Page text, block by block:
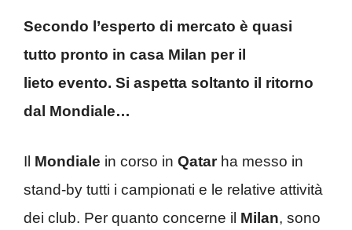
Secondo l’esperto di mercato è quasi
tutto pronto in casa Milan per il
lieto evento. Si aspetta soltanto il ritorno
dal Mondiale…
Il Mondiale in corso in Qatarha messo in
stand-by tutti i campionati e le relative attività
dei club. Per quanto concerne il Milan, sono